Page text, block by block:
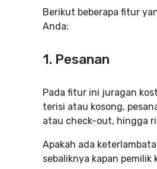
Berikut beberapa fitur
Anda:
1. Pesanan
Pada fitur ini juragan
terisi atau kosong,
atau check-out, hingga
Apakah ada
sebaliknya kapan